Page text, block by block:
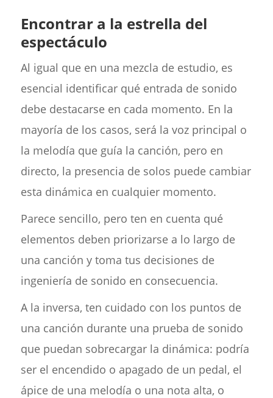
Encontrar a la estrella del
espectáculo
Al igual que en una mezcla de estudio, es
esencial identificar qué entrada de sonido
debe destacarse en cada momento. En la
mayoría de los casos, será la voz principal o
la melodía que guía la canción, pero en
directo, la presencia de solos puede cambiar
esta dinámica en cualquier momento.
Parece sencillo, pero ten en cuenta qué
elementos deben priorizarse a lo largo de
una canción y toma tus decisiones de
ingeniería de sonido en consecuencia.
A la inversa, ten cuidado con los puntos de
una canción durante una prueba de sonido
que puedan sobrecargar la dinámica: podría
ser el encendido o apagado de un pedal, el
ápice de una melodía o una nota alta, o